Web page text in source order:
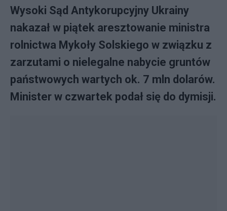
Wysoki Sąd Antykorupcyjny Ukrainy
nakazał w piątek aresztowanie ministra
rolnictwa Mykoły Solskiego w związku z
zarzutami o nielegalne nabycie gruntów
państwowych wartych ok. 7 mln dolarów.
Minister w czwartek podał się do dymisji.